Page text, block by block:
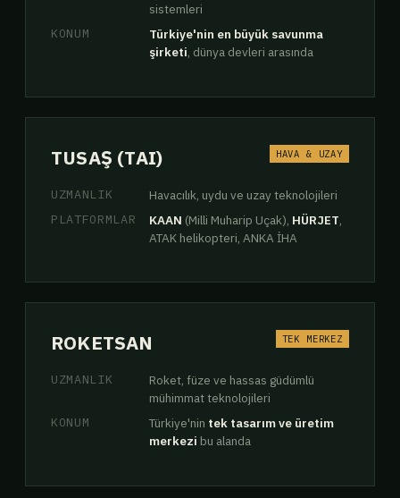
sistemleri
KONUM
Türkiye'nin en büyük savunma
şirketi, dünya devleri arasında
TUSAŞ (TAI) HAVA & UZAY
UZMANLIK
Havacılık, uydu ve uzay teknolojileri
PLATFORMLAR
KAAN (Milli Muharip Uçak), HÜRJET,
ATAK helikopteri, ANKA İHA
ROKETSAN TEK MERKEZ
UZMANLIK
Roket, füze ve hassas güdümlü
mühimmat teknolojileri
KONUM
Türkiye'nin tek tasarım ve üretim
merkezi bu alanda